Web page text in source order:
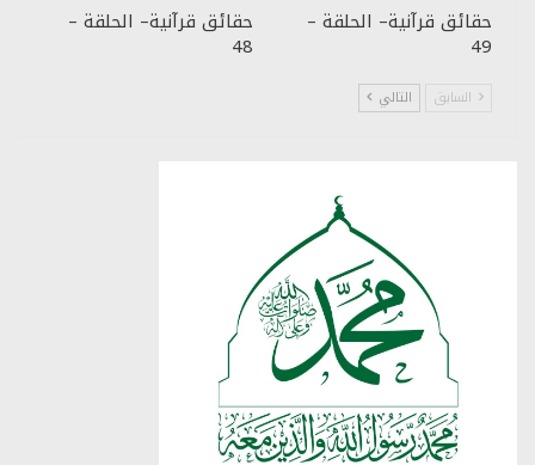
حقائق قرآنية– الحلقة –
49
حقائق قرآنية– الحلقة –
48
السابق التالي